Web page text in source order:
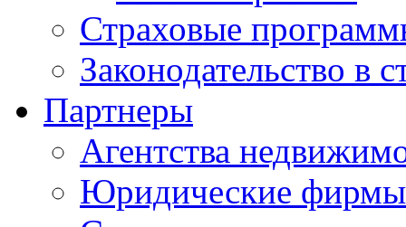
Страховые
Законодательство в
Партнеры
Агентства
Юридические фирмы